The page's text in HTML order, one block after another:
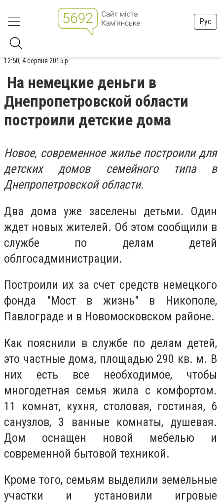
Рус
12:50, 4 серпня 2015 р.
На немецкие деньги в
Днепропетровской области
построили детские дома
Новое, современное жилье построили для
детских домов семейного типа в
Днепропетровской области.
Два дома уже заселены детьми. Один
ждет новых жителей. Об этом сообщили в
службе по делам детей
облгосадминистрации.
Построили их за счет средств немецкого
фонда "Мост в жизнь" в Никополе,
Павлограде и в Новомосковском районе.
Как пояснили в службе по делам детей,
это частные дома, площадью 290 кв. м. В
них есть все необходимое, чтобы
многодетная семья жила с комфортом.
11 комнат, кухня, столовая, гостиная, 6
санузлов, 3 ванные комнаты, душевая.
Дом оснащен новой мебелью и
современной бытовой техникой.
Кроме того, семьям выделили земельные
участки и установили игровые